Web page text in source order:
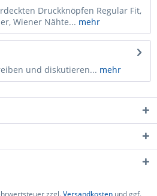
Druckknöpfen Regular Fit,
Wiener Nähte... mehr
und diskutieren... mehr